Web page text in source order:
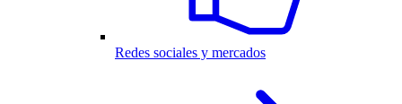
Redes sociales y mercados